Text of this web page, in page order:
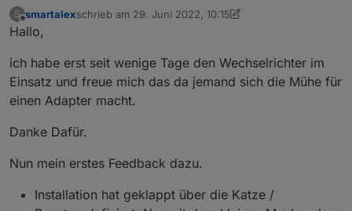
S
Offline
smartalexschrieb am 29. Juni 2022, 10:15
zuletzt editiert von smartalex
Hallo,
ich habe erst seit wenige Tage den Wechselrichter im
Einsatz und freue mich das da jemand sich die Mühe für
einen Adapter macht.
Danke Dafür.
Nun mein erstes Feedback dazu.
Installation hat geklappt über die Katze /